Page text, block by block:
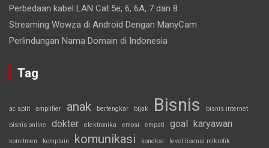
Perbedaan kabel LAN Cat.5e, 6, 6A, 7 dan 8
Streaming Wowza di Android Dengan ManyCam
Perlindungan Nama Domain di Indonesia
Tag
ac split amplifier anak bertengkar bijak Bisnis bisnis internet
bisnis online dokter elektronika emosi empati goal karyawan
komitmen komplain komunikasi koneksi level lisensi mikrotik